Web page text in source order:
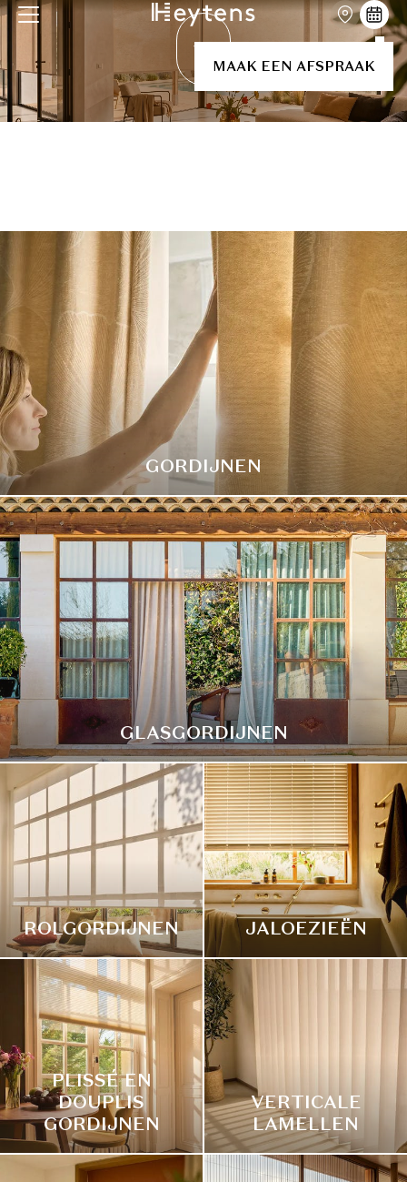
MAAK EEN AFSPRAAK
ONTDEK
MAAK EEN AFSPRAAK BIJ U
GORDIJNEN
GLASGORDIJNEN
ROLGORDIJNEN JALOEZIEËN
PLISSÉ EN
DOUPLIS
GORDIJNEN
VERTICALE
LAMELLEN